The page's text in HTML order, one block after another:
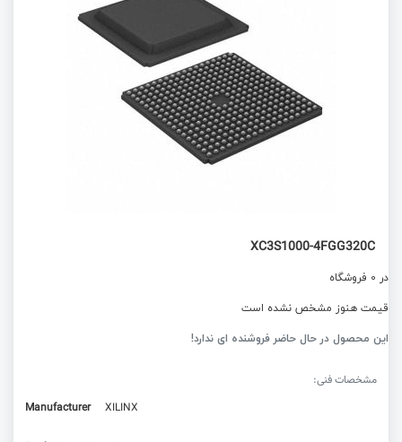
XC3S1000-4FGG320C
در 0 فروشگاه
قیمت هنوز مشخص نشده است
این محصول در حال حاضر فروشنده ای ندارد!
مشخصات فنی:
Manufacturer
XILINX